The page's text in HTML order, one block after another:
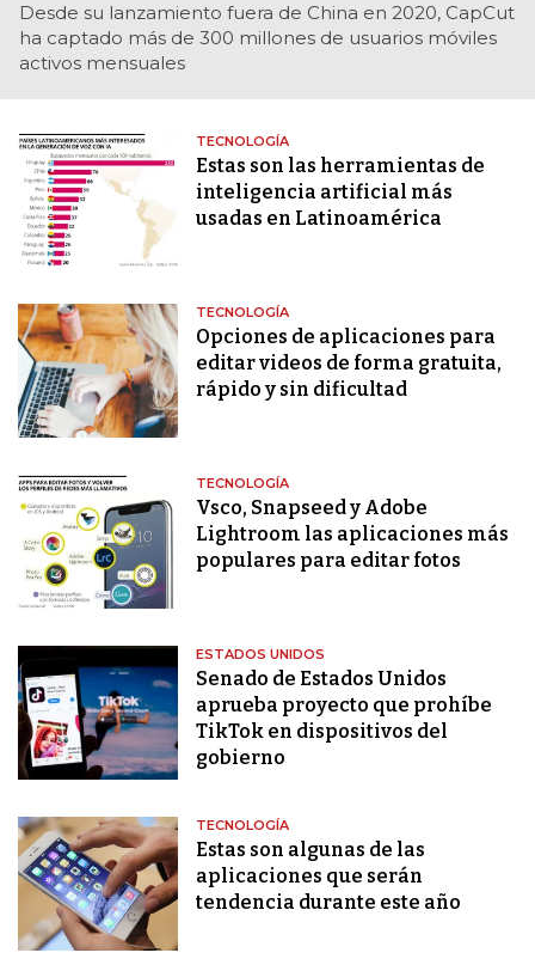
Desde su lanzamiento fuera de China en 2020, CapCut
ha captado más de 300 millones de usuarios móviles
activos mensuales
TECNOLOGÍA
Estas son las herramientas de
inteligencia artificial más
usadas en Latinoamérica
TECNOLOGÍA
Opciones de aplicaciones para
editar videos de forma gratuita,
rápido y sin dificultad
TECNOLOGÍA
Vsco, Snapseed y Adobe
Lightroom las aplicaciones más
populares para editar fotos
ESTADOS UNIDOS
Senado de Estados Unidos
aprueba proyecto que prohíbe
TikTok en dispositivos del
gobierno
TECNOLOGÍA
Estas son algunas de las
aplicaciones que serán
tendencia durante este año